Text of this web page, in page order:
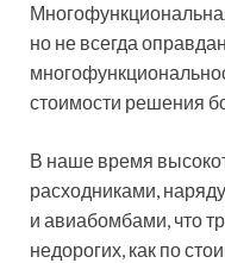
но не всегда
стоимости решения
В наше время
расходниками,
и авиабомбами, что
недорогих, как по